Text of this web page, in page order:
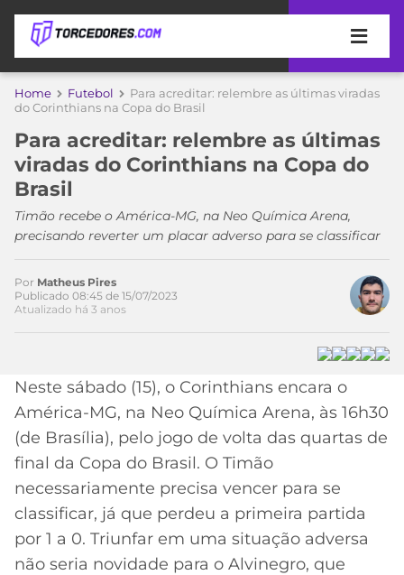
APOSTAS
DE
APOSTA
MELHORES
SITES
DE
APOSTAS
2026
BETBOOM
CÓDIGO
DE
INDICAÇÃO
BET365
CÓDIGO
BETANO
COPA
DO
MUNDO
TIMES
MEU
TIME
PALMEIRAS
CORINTHIANS
SÃO
PAULO
SANTOS
CAMPEONATOS
SÉRIE
LIBERTADORES
COPA
DO
BRASIL
ESPORTIVA
MERCADO
DA
BOLA
PALPITES
Home Futebol
Para acreditar: relembre as últimas viradas
do Corinthians na Copa do Brasil
Para acreditar: relembre as últimas
viradas do Corinthians na Copa do
Brasil
Timão recebe o América-MG, na Neo Química Arena,
precisando reverter um placar adverso para se classificar
Acesse o perfil do autor
Por Matheus Pires
Publicado 08:45 de 15/07/2023
Atualizado há 3 anos
Neste sábado (15), o Corinthians encara o
América-MG, na Neo Química Arena, às 16h30
(de Brasília), pelo jogo de volta das quartas de
final da Copa do Brasil. O Timão
necessariamente precisa vencer para se
classificar, já que perdeu a primeira partida
por 1 a 0. Triunfar em uma situação adversa
não seria novidade para o Alvinegro, que